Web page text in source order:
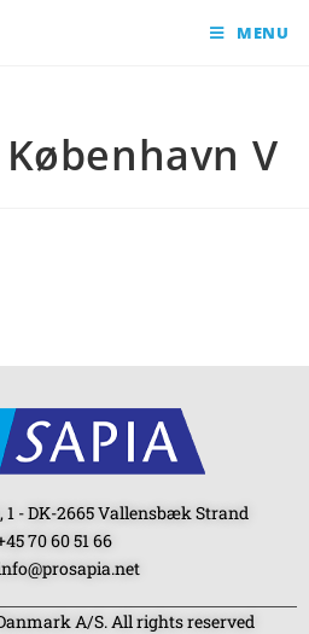
MENU
København V
1 - DK-2665 Vallensbæk Strand
70 60 51 66
A/S. All rights reserved